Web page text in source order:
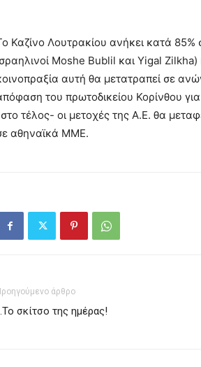
Καζίνο Λουτρακίου ανήκει κατά
Moshe Bublil και Yigal
αυτή θα μετατραπεί σε
του πρωτοδικείου Κορίνθου
τέλος- οι μετοχές της Α.Ε. θα
αθηναϊκά ΜΜΕ.
άρθρο
σκίτσο της ημέρας!